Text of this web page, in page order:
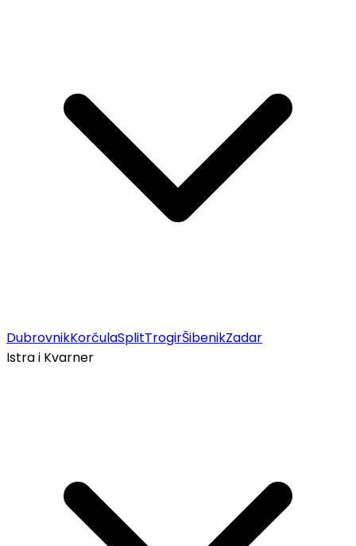
DubrovnikKorčulaSplitTrogirŠibenikZadar
Istra i Kvarner